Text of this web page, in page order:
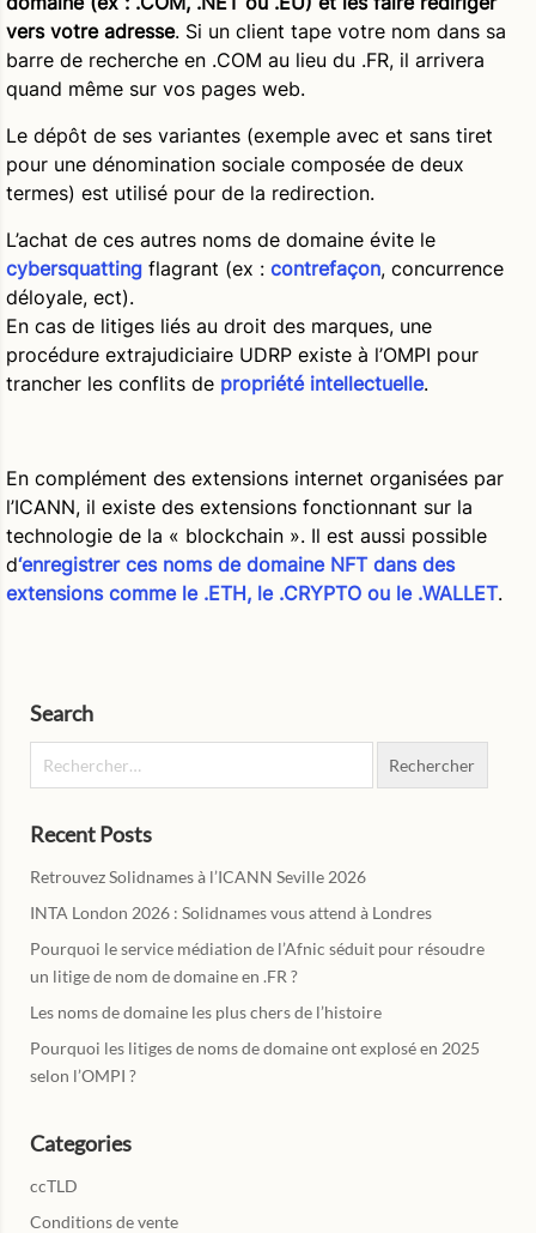
vers votre adresse. Si un client tape votre nom dans sa
barre de recherche en .COM au lieu du .FR, il arrivera
quand même sur vos pages web.
Le dépôt de ses variantes (exemple avec et sans tiret
pour une dénomination sociale composée de deux
termes) est utilisé pour de la redirection.
L’achat de ces autres noms de domaine évite le
cybersquatting flagrant (ex : contrefaçon, concurrence
déloyale, ect).
En cas de litiges liés au droit des marques, une
procédure extrajudiciaire UDRP existe à l’OMPI pour
trancher les conflits de propriété intellectuelle.
En complément des extensions internet organisées par
l’ICANN, il existe des extensions fonctionnant sur la
technologie de la « blockchain ». Il est aussi possible
d‘enregistrer ces noms de domaine NFT dans des
extensions comme le .ETH, le .CRYPTO ou le .WALLET.
Search
Recent Posts
Retrouvez Solidnames à l’ICANN Seville 2026
INTA London 2026 : Solidnames vous attend à Londres
Pourquoi le service médiation de l’Afnic séduit pour résoudre
un litige de nom de domaine en .FR ?
Les noms de domaine les plus chers de l’histoire
Pourquoi les litiges de noms de domaine ont explosé en 2025
selon l’OMPI ?
Categories
ccTLD
Conditions de vente